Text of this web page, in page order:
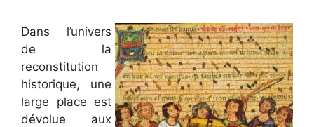
Dans l’univers
de la
reconstitution
historique, une
large place est
dévolue aux